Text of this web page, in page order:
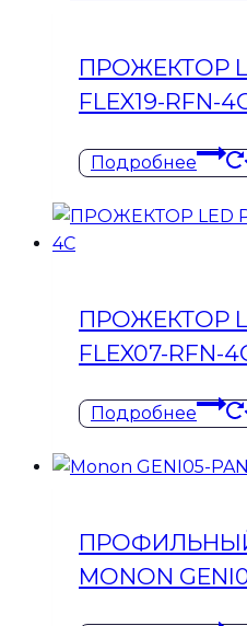
ПРОЖЕКТОР
FLEX19-RFN-
Подробнее
ПРОЖЕКТОР
FLEX07-RFN-
Подробнее
MONON